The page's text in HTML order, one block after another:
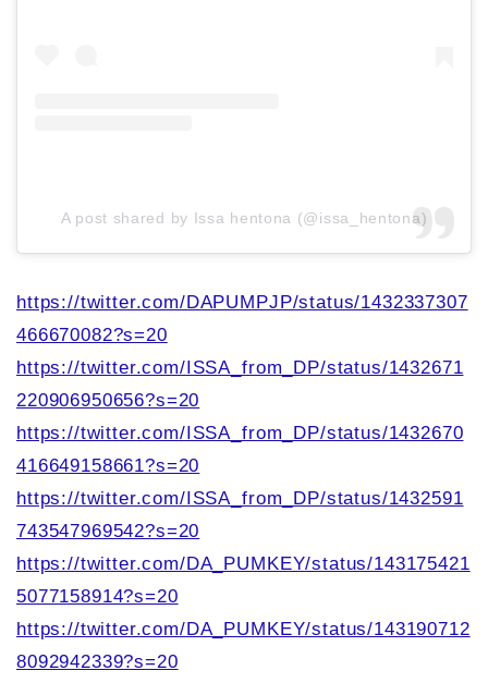
A post shared by Issa hentona (@issa_hentona)
https://twitter.com/DAPUMPJP/status/1432337307
466670082?s=20
https://twitter.com/ISSA_from_DP/status/1432671
220906950656?s=20
https://twitter.com/ISSA_from_DP/status/1432670
416649158661?s=20
https://twitter.com/ISSA_from_DP/status/1432591
743547969542?s=20
https://twitter.com/DA_PUMKEY/status/143175421
5077158914?s=20
https://twitter.com/DA_PUMKEY/status/143190712
8092942339?s=20